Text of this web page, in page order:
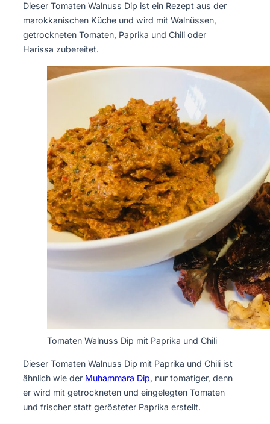
Dieser Tomaten Walnuss Dip ist ein Rezept aus der
marokkanischen Küche und wird mit Walnüssen,
getrockneten Tomaten, Paprika und Chili oder
Harissa zubereitet.
Tomaten Walnuss Dip mit Paprika und Chili
Dieser Tomaten Walnuss Dip mit Paprika und Chili ist
ähnlich wie der Muhammara Dip, nur tomatiger, denn
er wird mit getrockneten und eingelegten Tomaten
und frischer statt gerösteter Paprika erstellt.